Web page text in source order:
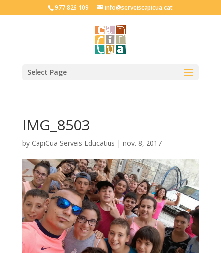
977 826 109 info@serveiscapicua.cat
Select Page
IMG_8503
by CapiCua Serveis Educatius | nov. 8, 2017